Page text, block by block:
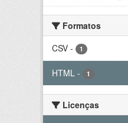
Formatos
CSV - 1
HTML - 1
Licenças